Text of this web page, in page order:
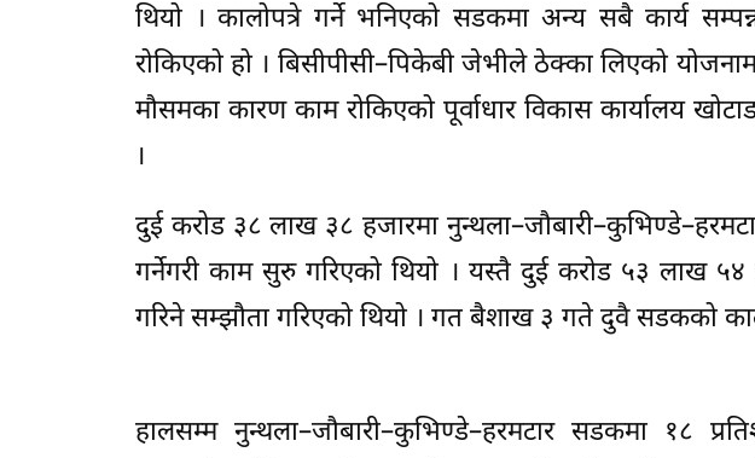
थियो । कालोपत्रे गर्ने भनिएको सडकमा अन्य सबै कार्य
रोकिएको हो । बिसीपीसी–पिकेबी जेभीले ठेक्का लिएको
मौसमका कारण काम रोकिएको पूर्वाधार विकास कार्यालय
।
दुई करोड ३८ लाख ३८ हजारमा
गर्नेगरी काम सुरु गरिएको थियो । यस्तै दुई करोड ५३ लाख
गरिने सम्झौता गरिएको थियो । गत बैशाख ३ गते दुवै सडकको
हालसम्म नुन्थला–जौबारी–कुभिण्डे–हरमटार सडकमा १८